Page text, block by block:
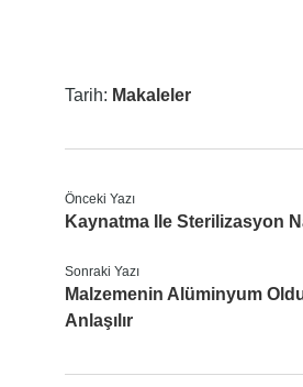
Tarih: Makaleler
Önceki Yazı
Kaynatma Ile Sterilizasyon
Sonraki Yazı
Malzemenin Alüminyum
Anlaşılır